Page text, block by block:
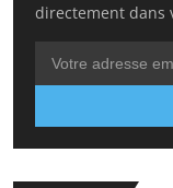
directement dans